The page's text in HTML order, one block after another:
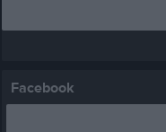
Facebook